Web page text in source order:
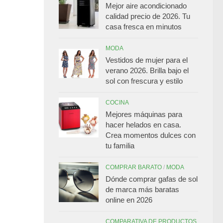
Mejor aire acondicionado
calidad precio de 2026. Tu
casa fresca en minutos
MODA
Vestidos de mujer para el
verano 2026. Brilla bajo el
sol con frescura y estilo
COCINA
Mejores máquinas para
hacer helados en casa.
Crea momentos dulces con
tu familia
COMPRAR BARATO / MODA
Dónde comprar gafas de sol
de marca más baratas
online en 2026